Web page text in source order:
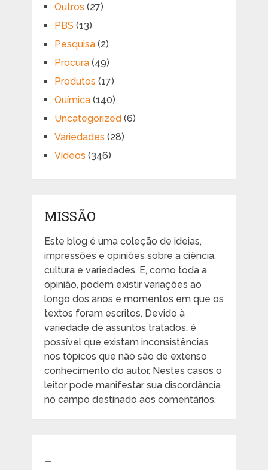
Outros (27)
PBS (13)
Pesquisa(2)
Procura(49)
Produtos (17)
Química(140)
Uncategorized(6)
Variedades (28)
Vídeos (346)
MISSÃO
Este blog é uma coleção de ideias,
impressões e opiniões sobre a ciência,
cultura e variedades. E, como toda a
opinião, podem existir variações ao
longo dos anos e momentos em que os
textos foram escritos. Devido à
variedade de assuntos tratados, é
possível que existam inconsistências
nos tópicos que não são de extenso
conhecimento do autor. Nestes casos o
leitor pode manifestar sua discordância
no campo destinado aos comentários.